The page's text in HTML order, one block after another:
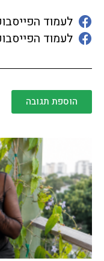
לעמוד
לעמוד
הוספת תגובה